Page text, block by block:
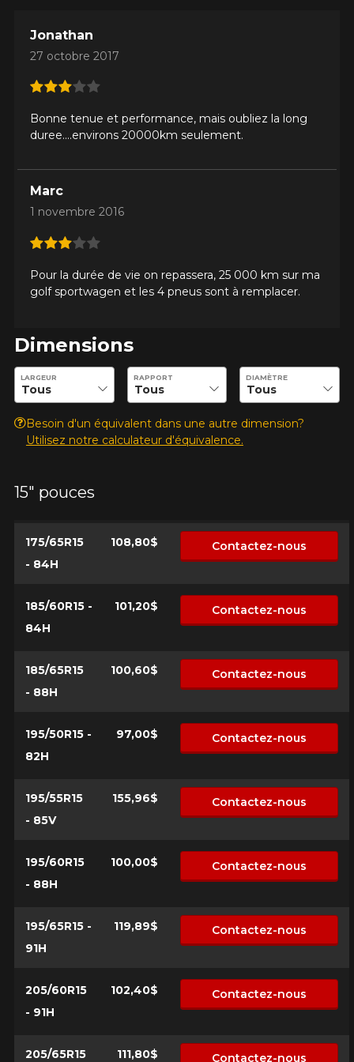
Jonathan
27 octobre 2017
Bonne tenue et performance, mais oubliez la long
duree....environs 20000km seulement.
Marc
1 novembre 2016
Pour la durée de vie on repassera, 25 000 km sur ma
golf sportwagen et les 4 pneus sont à remplacer.
Dimensions
Entrez les dimensions souhaitées pour vérifier la disponibilité
LARGEUR RAPPORT DIAMÈTRE
Besoin d'un équivalent dans une autre dimension?
Utilisez notre calculateur d'équivalence.
15" pouces
175/65R15
- 84H
108,80$ Contactez-nous
185/60R15 -
84H
101,20$ Contactez-nous
185/65R15
- 88H
100,60$ Contactez-nous
195/50R15 -
82H
97,00$ Contactez-nous
195/55R15
- 85V
155,96$ Contactez-nous
195/60R15
- 88H
100,00$ Contactez-nous
195/65R15 -
91H
119,89$ Contactez-nous
205/60R15
- 91H
102,40$ Contactez-nous
205/65R15
111,80$ Contactez-nous
Votre avis concernant le
ZIEX ZE950 A/S
Nom
Votre véhicule
Année
Modèle
Option
KM parcourus
VOICI LES DIMENSIONS POUR VOTRE VÉHICULE
Que magasinez-vous?